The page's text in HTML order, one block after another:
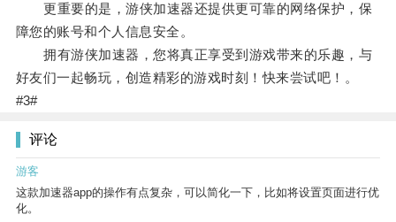
更重要的是，游侠加速器还提供更可靠的网络保护，保
障您的账号和个人信息安全。
拥有游侠加速器，您将真正享受到游戏带来的乐趣，与
好友们一起畅玩，创造精彩的游戏时刻！快来尝试吧！。
#3#
评论
游客
这款加速器app的操作有点复杂，可以简化一下，比如将设置页面进行优
化。